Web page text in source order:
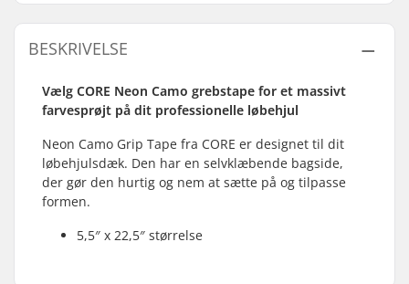
BESKRIVELSE
Vælg CORE Neon Camo grebstape for et massivt
farvesprøjt på dit professionelle løbehjul
Neon Camo Grip Tape fra CORE er designet til dit
løbehjulsdæk. Den har en selvklæbende bagside,
der gør den hurtig og nem at sætte på og tilpasse
formen.
5,5″ x 22,5″ størrelse